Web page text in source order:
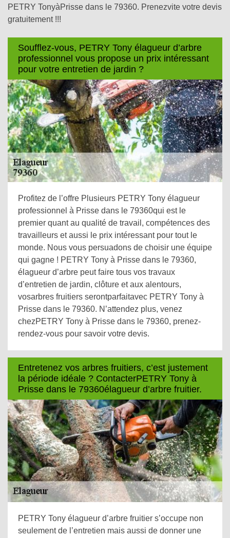
PETRY TonyàPrisse dans le 79360. Prenezvite votre devis
gratuitement !!!
Soufflez-vous, PETRY Tony élagueur d’arbre
professionnel vous propose un prix intéressant
pour votre entretien de jardin ?
Profitez de l’offre Plusieurs PETRY Tony élagueur
professionnel à Prisse dans le 79360qui est le
premier quant au qualité de travail, compétences des
travailleurs et aussi le prix intéressant pour tout le
monde. Nous vous persuadons de choisir une équipe
qui gagne ! PETRY Tony à Prisse dans le 79360,
élagueur d’arbre peut faire tous vos travaux
d’entretien de jardin, clôture et aux alentours,
vosarbres fruitiers serontparfaitavec PETRY Tony à
Prisse dans le 79360. N’attendez plus, venez
chezPETRY Tony à Prisse dans le 79360, prenez-
rendez-vous pour savoir votre devis.
Entretenez vos arbres fruitiers, c’est justement
la période idéale ? ContacterPETRY Tony à
Prisse dans le 79360élagueur d’arbre fruitier.
PETRY Tony élagueur d’arbre fruitier s’occupe non
seulement de l’entretien mais aussi de donner une